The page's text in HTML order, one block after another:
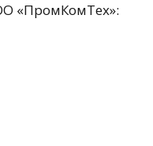
«ПромКомТех»: